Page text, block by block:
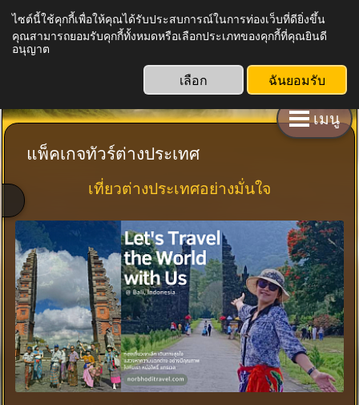
หน่อโพธิ์ แทรแวล NorBhodi Travel
ใบอนุญาตธุรกิจนำเที่ยวเลขที่ 11/09361
เมนู
แพ็คเกจทัวร์ต่างประเทศ
เที่ยวต่างประเทศอย่างมั่นใจ
ไซต์นี้ใช้คุกกี้เพื่อให้คุณได้รับประสบการณ์ในการท่องเว็บที่ดียิ่งขึ้น
คุณสามารถยอมรับคุกกี้ทั้งหมดหรือเลือกประเภทของคุกกี้ที่คุณยินดี
อนุญาต
เลือก ฉันยอมรับ